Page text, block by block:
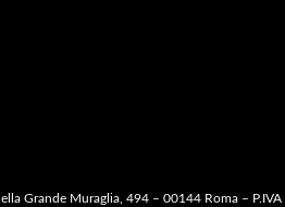
Grande Muraglia, 494 – 00144 Roma –